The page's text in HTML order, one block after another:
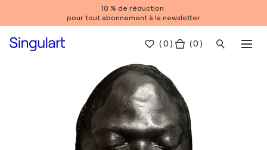
10 % de réduction
pour tout abonnement à la newsletter
(0 ) ( 0 )